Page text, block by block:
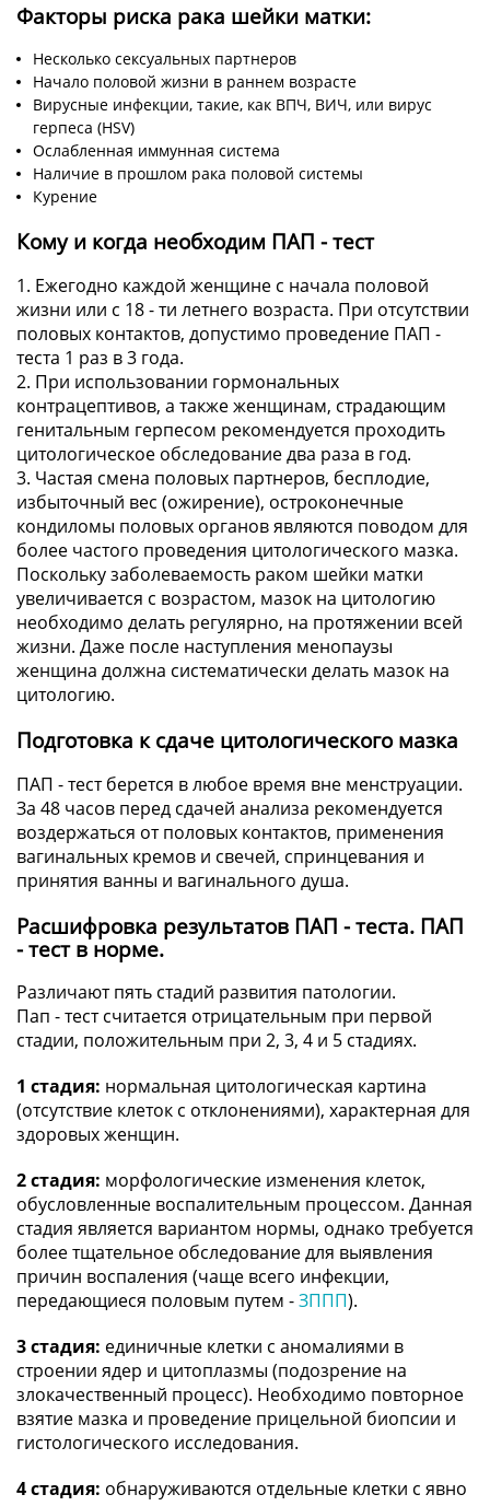
Факторы риска рака шейки матки:
Несколько сексуальных партнеров
Начало половой жизни в раннем возрасте
Вирусные инфекции, такие, как ВПЧ, ВИЧ, или вирус
герпеса (HSV)
Ослабленная иммунная система
Наличие в прошлом рака половой системы
Курение
Кому и когда необходим ПАП - тест
1. Ежегодно каждой женщине с начала половой
жизни или с 18 - ти летнего возраста. При отсутствии
половых контактов, допустимо проведение ПАП -
теста 1 раз в 3 года.
2. При использовании гормональных
контрацептивов, а также женщинам, страдающим
генитальным герпесом рекомендуется проходить
цитологическое обследование два раза в год.
3. Частая смена половых партнеров, бесплодие,
избыточный вес (ожирение), остроконечные
кондиломы половых органов являются поводом для
более частого проведения цитологического мазка.
Поскольку заболеваемость раком шейки матки
увеличивается с возрастом, мазок на цитологию
необходимо делать регулярно, на протяжении всей
жизни. Даже после наступления менопаузы
женщина должна систематически делать мазок на
цитологию.
Подготовка к сдаче цитологического мазка
ПАП - тест берется в любое время вне менструации.
За 48 часов перед сдачей анализа рекомендуется
воздержаться от половых контактов, применения
вагинальных кремов и свечей, спринцевания и
принятия ванны и вагинального душа.
Расшифровка результатов ПАП - теста. ПАП
- тест в норме.
Различают пять стадий развития патологии.
Пап - тест считается отрицательным при первой
стадии, положительным при 2, 3, 4 и 5 стадиях.
1 стадия: нормальная цитологическая картина
(отсутствие клеток с отклонениями), характерная для
здоровых женщин.
2 стадия: морфологические изменения клеток,
обусловленные воспалительным процессом. Данная
стадия является вариантом нормы, однако требуется
более тщательное обследование для выявления
причин воспаления (чаще всего инфекции,
передающиеся половым путем -ЗППП).
3 стадия: единичные клетки с аномалиями в
строении ядер и цитоплазмы (подозрение на
злокачественный процесс). Необходимо повторное
взятие мазка и проведение прицельной биопсии и
гистологического исследования.
4 стадия: обнаруживаются отдельные клетки с явно